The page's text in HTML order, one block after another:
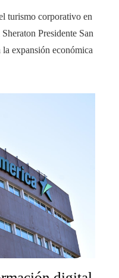
turismo corporativo en
Presidente San
expansión económica